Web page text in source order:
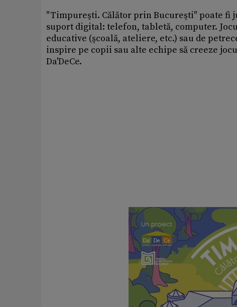
"Timpureşti. Călător prin Bucureşti" poate fi
suport digital: telefon, tabletă, computer.
educative (şcoală, ateliere, etc.) sau de
inspire pe copii sau alte echipe să creeze
Da'DeCe.